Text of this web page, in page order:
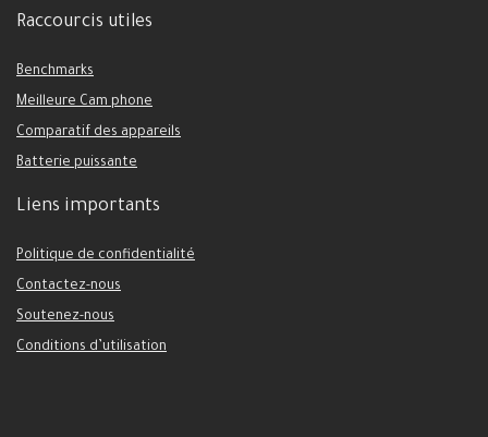
Raccourcis utiles
Benchmarks
Meilleure Cam phone
Comparatif des appareils
Batterie puissante
Liens importants
Politique de confidentialité
Contactez-nous
Soutenez-nous
Conditions d’utilisation